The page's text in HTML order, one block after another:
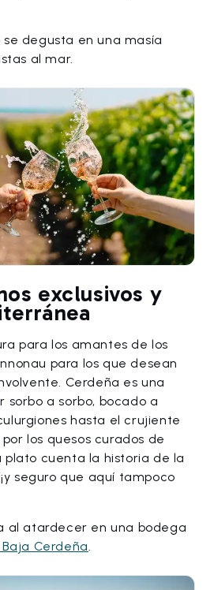
degusta en una masía
al mar.
exclusivos y
para los amantes de los
para los que desean
Cerdeña es una
sorbo a sorbo, bocado a
hasta el crujiente
los quesos curados de
plato cuenta la historia de la
seguro que aquí tampoco
al atardecer en una bodega
Cerdeña